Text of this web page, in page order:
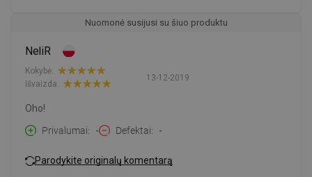
Nuomonė susijusi su šiuo produktu
NeliR
13-12-2019
Kokybė:
Išvaizda:
Oho!
Privalumai
- Defektai -
Parodykite originalų komentarą